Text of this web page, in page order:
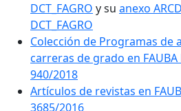
DCT_FAGRO y su anexo
DCT_FAGRO
Colección de Programas de
carreras de grado en FAUBA
940/2018
Artículos de revistas en
3685/2016